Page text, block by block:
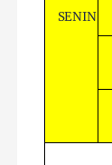
SENIN